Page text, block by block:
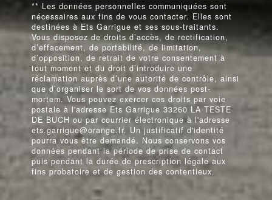
** Les données personnelles communiquées sont
nécessaires aux fins de vous contacter. Elles sont
destinées à Ets Garrigue et ses sous-traitants.
Vous disposez de droits d’accès, de rectification,
d’effacement, de portabilité, de limitation,
d’opposition, de retrait de votre consentement à
tout moment et du droit d’introduire une
réclamation auprès d’une autorité de contrôle, ainsi
que d’organiser le sort de vos données post-
mortem. Vous pouvez exercer ces droits par voie
postale à l'adresse Ets Garrigue 33260 LA TESTE
DE BUCH ou par courrier électronique à l'adresse
ets.garrigue@orange.fr. Un justificatif d'identité
pourra vous être demandé. Nous conservons vos
données pendant la période de prise de contact
puis pendant la durée de prescription légale aux
fins probatoire et de gestion des contentieux.